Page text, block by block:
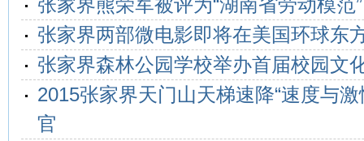
张家界熊荣军被评为“湖南省劳动模范”
张家界两部微电影即将在美国环球东
张家界森林公园学校举办首届校园文
2015张家界天门山天梯速降“速度与
官